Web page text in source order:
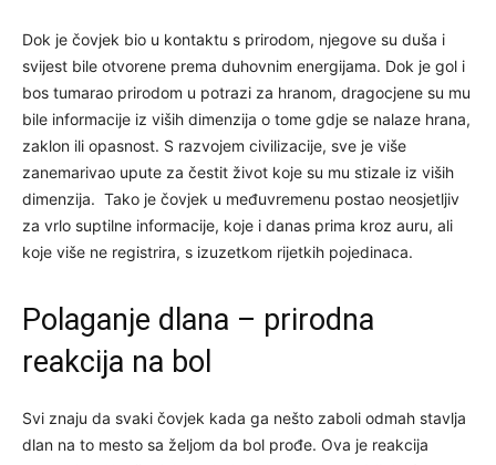
Dok je čovjek bio u kontaktu s prirodom, njegove su duša i
svijest bile otvorene prema duhovnim energijama. Dok je gol i
bos tumarao prirodom u potrazi za hranom, dragocjene su mu
bile informacije iz viših dimenzija o tome gdje se nalaze hrana,
zaklon ili opasnost. S razvojem civilizacije, sve je više
zanemarivao upute za čestit život koje su mu stizale iz viših
dimenzija. Tako je čovjek u međuvremenu postao neosjetljiv
za vrlo suptilne informacije, koje i danas prima kroz auru, ali
koje više ne registrira, s izuzetkom rijetkih pojedinaca.
Polaganje dlana – prirodna
reakcija na bol
Svi znaju da svaki čovjek kada ga nešto zaboli odmah stavlja
dlan na to mesto sa željom da bol prođe. Ova je reakcija